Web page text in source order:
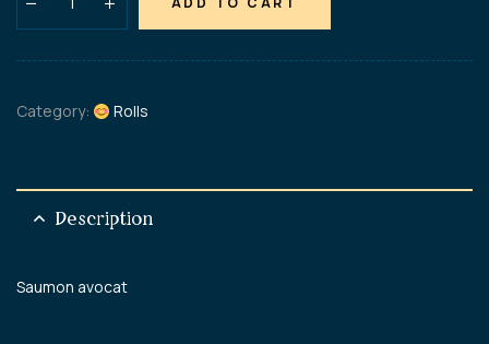
Category: Rolls
Description
Saumon avocat